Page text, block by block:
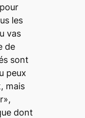
les
vas
de
sont
peux
mais
dont